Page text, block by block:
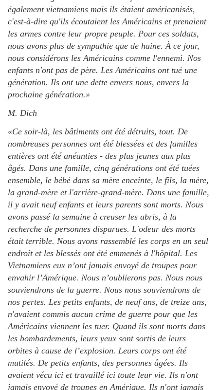
également vietnamiens mais ils étaient américanisés,
c'est-à-dire qu'ils écoutaient les Américains et prenaient
les armes contre leur propre peuple. Pour ces soldats,
nous avons plus de sympathie que de haine. À ce jour,
nous considérons les Américains comme l'ennemi. Nos
enfants n'ont pas de père. Les Américains ont tué une
génération. Ils ont une dette envers nous, envers la
prochaine génération.»
M. Dich
«Ce soir-là, les bâtiments ont été détruits, tout. De
nombreuses personnes ont été blessées et des familles
entières ont été anéanties - des plus jeunes aux plus
âgés. Dans une famille, cinq générations ont été tuées
ensemble, le bébé dans sa mère enceinte, le fils, la mère,
la grand-mère et l'arrière-grand-mère. Dans une famille,
il y avait neuf enfants et leurs parents sont morts. Nous
avons passé la semaine à creuser les abris, à la
recherche de personnes disparues. L'odeur des morts
était terrible. Nous avons rassemblé les corps en un seul
endroit et les blessés ont été emmenés à l'hôpital. Les
Vietnamiens eux n’ont jamais envoyé de troupes pour
envahir l’Amérique. Nous n’oublierons pas. Nous nous
souviendrons de la guerre. Nous nous souviendrons de
nos pertes. Les petits enfants, de neuf ans, de treize ans,
n'avaient commis aucun crime de guerre pour que les
Américains viennent les tuer. Quand ils sont morts dans
les bombardements, leurs yeux sont sortis de leurs
orbites à cause de l’explosion. Leurs corps ont été
mutilés. De petits enfants, des personnes âgées. Ils
avaient vécu ici et travaillé ici toute leur vie. Ils n'ont
jamais envoyé de troupes en Amérique. Ils n'ont jamais